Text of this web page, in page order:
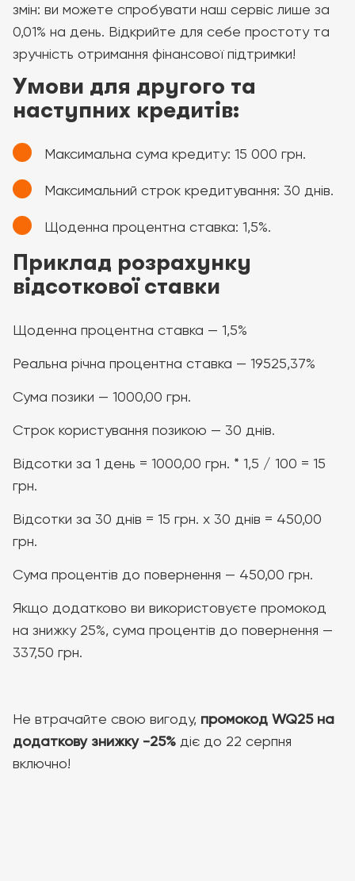
змін: ви можете спробувати наш сервіс лише за
0,01% на день. Відкрийте для себе простоту та
зручність отримання фінансової підтримки!
Умови для другого та
наступних кредитів:
Максимальна сума кредиту: 15 000 грн.
Максимальний строк кредитування: 30 днів.
Щоденна процентна ставка: 1,5%.
Приклад розрахунку
відсоткової ставки
Щоденна процентна ставка — 1,5%
Реальна річна процентна ставка — 19525,37%
Сума позики — 1000,00 грн.
Строк користування позикою — 30 днів.
Відсотки за 1 день = 1000,00 грн. * 1,5 / 100 = 15
грн.
Відсотки за 30 днів = 15 грн. х 30 днів = 450,00
грн.
Сума процентів до повернення — 450,00 грн.
Якщо додатково ви використовуєте промокод
на знижку 25%, сума процентів до повернення —
337,50 грн.
Не втрачайте свою вигоду, промокод WQ25 на
додаткову знижку -25% діє до 22 серпня
включно!